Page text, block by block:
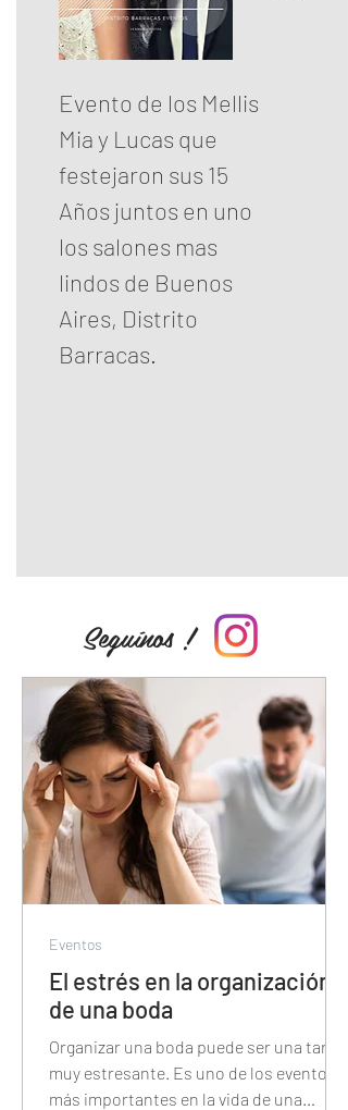
Evento de los Mellis
Mia y Lucas que
festejaron sus 15
Años juntos en uno
los salones mas
lindos de Buenos
Aires, Distrito
Barracas.
Seguínos !
El estrés en la organización
de una boda
Organizar una boda puede ser una tarea
muy estresante. Es uno de los eventos
más importantes en la vida de una
Eventos